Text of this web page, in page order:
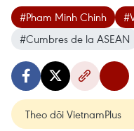
#Pham Minh Chinh
#Cumbres de la ASEAN
Theo dõi VietnamPlus